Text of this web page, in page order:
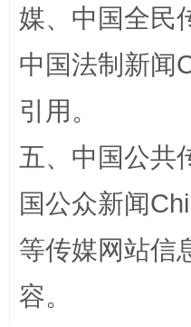
国家大学科技园优
媒、中国全民
中国法制新闻
引用。
五、中国公共
国公众新闻
等传媒网站信
容。